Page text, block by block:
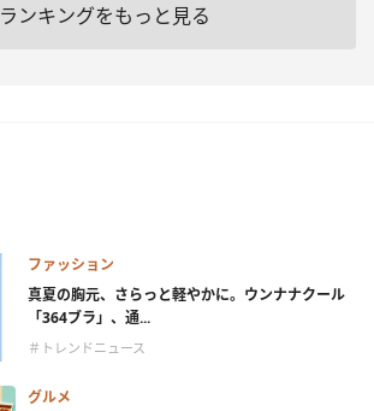
ランキングをもっと見る
ファッション
真夏の胸元、さらっと軽やかに。ウンナナクール
「364ブラ」、通...
＃トレンドニュース
グルメ